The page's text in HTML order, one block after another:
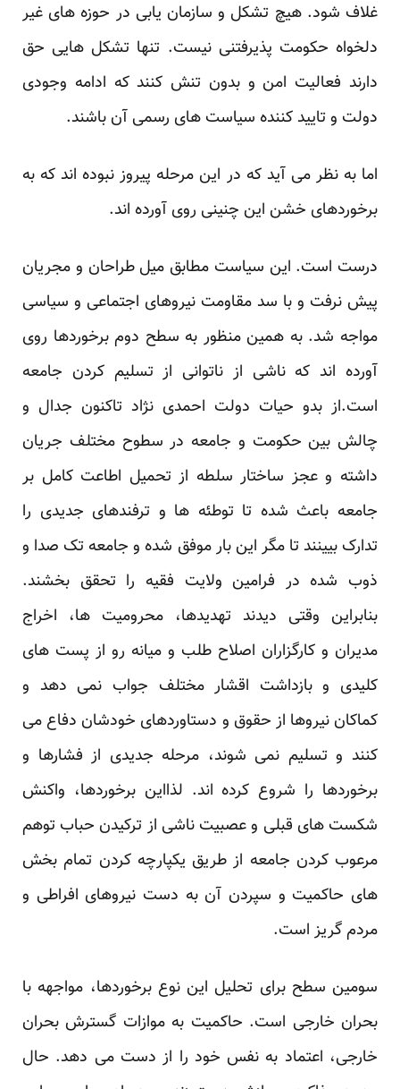
غلاف شود. هیچ تشکل و سازمان یابی در حوزه های غیر
دلخواه حکومت پذیرفتنی نیست. تنها تشکل هایی حق
دارند فعالیت امن و بدون تنش کنند که ادامه وجودی
دولت و تایید کننده سیاست های رسمی آن باشند.
اما به نظر می آید که در این مرحله پیروز نبوده اند که به
برخوردهای خشن این چنینی روی آورده اند.
درست است. این سیاست مطابق میل طراحان و مجریان
پیش نرفت و با سد مقاومت نیروهای اجتماعی و سیاسی
مواجه شد. به همین منظور به سطح دوم برخوردها روی
آورده اند که ناشی از ناتوانی از تسلیم کردن جامعه
است.از بدو حیات دولت احمدی نژاد تاکنون جدال و
چالش بین حکومت و جامعه در سطوح مختلف جریان
داشته و عجز ساختار سلطه از تحمیل اطاعت کامل بر
جامعه باعث شده تا توطئه ها و ترفندهای جدیدی را
تدارک بیینند تا مگر این بار موفق شده و جامعه تک صدا و
ذوب شده در فرامین ولایت فقیه را تحقق بخشند.
بنابراین وقتی دیدند تهدیدها، محرومیت ها، اخراج
مدیران و کارگزاران اصلاح طلب و میانه رو از پست های
کلیدی و بازداشت اقشار مختلف جواب نمی دهد و
کماکان نیروها از حقوق و دستاوردهای خودشان دفاع می
کنند و تسلیم نمی شوند، مرحله جدیدی از فشارها و
برخوردها را شروع کرده اند. لذااین برخوردها، واکنش
شکست های قبلی و عصبیت ناشی از ترکیدن حباب توهم
مرعوب کردن جامعه از طریق یکپارچه کردن تمام بخش
های حاکمیت و سپردن آن به دست نیروهای افراطی و
مردم گریز است.
سومین سطح برای تحلیل این نوع برخوردها، مواجهه با
بحران خارجی است. حاکمیت به موازات گسترش بحران
خارجی، اعتماد به نفس خود را از دست می دهد. حال